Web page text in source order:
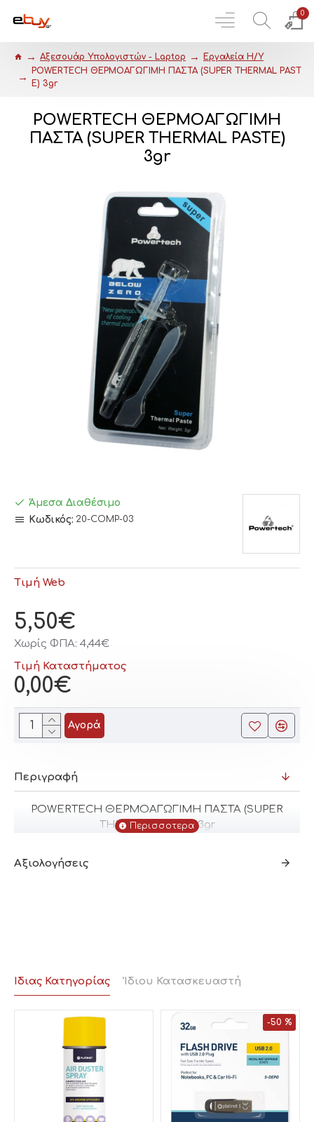
0
Αξεσουάρ Υπολογιστών - Laptop
Εργαλεία Η/Υ
POWERTECH ΘΕΡΜΟΑΓΩΓΙΜΗ ΠΑΣΤΑ (SUPER THERMAL PAST
E) 3gr
POWERTECH ΘΕΡΜΟΑΓΩΓΙΜΗ
ΠΑΣΤΑ (SUPER THERMAL PASTE)
3gr
Τιμή Web
5,50€
Χωρίς ΦΠΑ: 4,44€
Τιμή Καταστήματος
0,00€
Άμεσα Διαθέσιμο
Κωδικός: 20-COMP-03
Αγορά
Περιγραφή
POWERTECH ΘΕΡΜΟΑΓΩΓΙΜΗ ΠΑΣΤΑ (SUPER
THERMAL PASTE) 3gr
Αξιολογήσεις
Ίδιας Κατηγορίας Ίδιου Κατασκευαστή
-50 %